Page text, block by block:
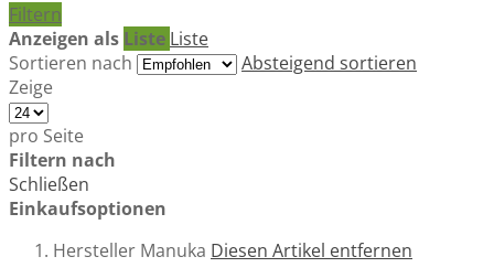
Filtern
Anzeigen als Liste Liste
Sortieren nach
Absteigend sortieren
Zeige
pro Seite
Filtern nach
Schließen
Einkaufsoptionen
Hersteller Manuka Diesen Artikel entfernen